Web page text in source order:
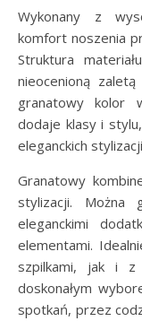
Wykonany z
komfort noszenia
Struktura
nieocenioną
granatowy kolor
dodaje klasy i
eleganckich
Granatowy
stylizacji. Można
eleganckimi
elementami.
szpilkami, jak i z
doskonałym
spotkań, przez